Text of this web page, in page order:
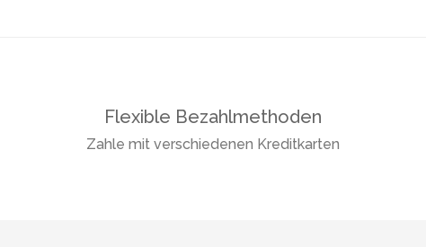
Flexible Bezahlmethoden
Zahle mit verschiedenen Kreditkarten